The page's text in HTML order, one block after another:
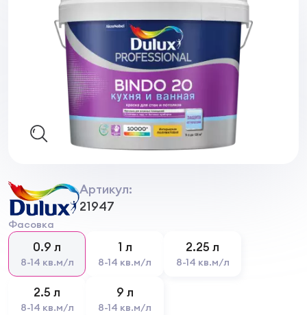
Артикул:
21947
Фасовка
0.9 л
8-14 кв.м/л
1 л
8-14 кв.м/л
2.25 л
8-14 кв.м/л
2.5 л
8-14 кв.м/л
9 л
8-14 кв.м/л